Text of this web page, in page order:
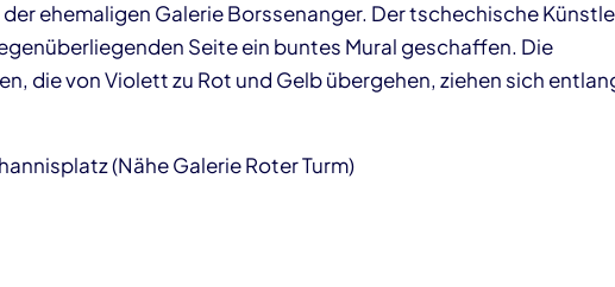
ehemaligen Galerie Borssenanger. Der tschechische
Seite ein buntes Mural geschaffen. Die
die von Violett zu Rot und Gelb übergehen, ziehen sich
(Nähe Galerie Roter Turm)